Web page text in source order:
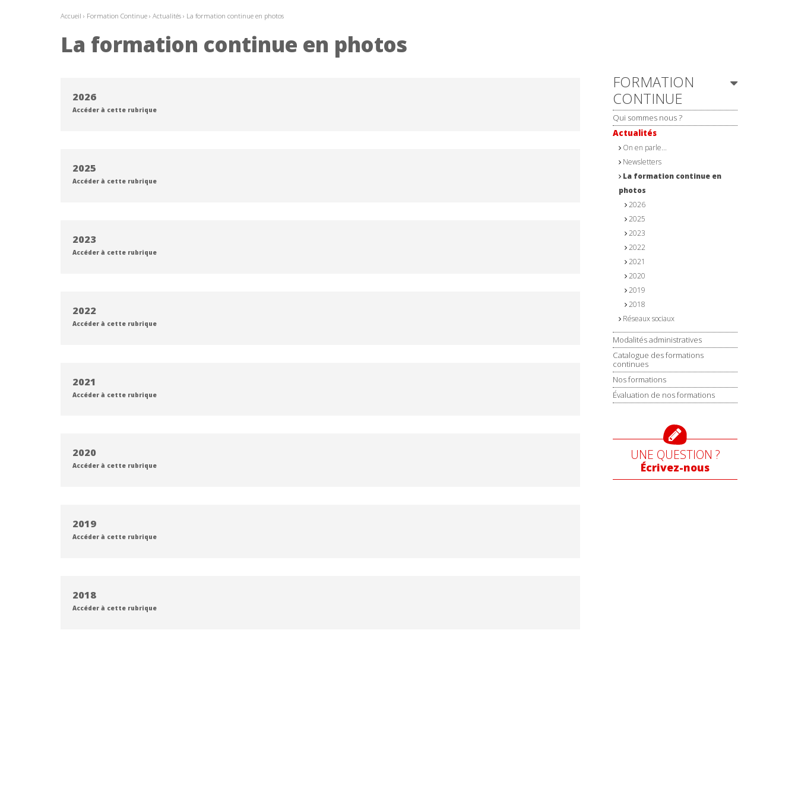
Accueil › Formation Continue › Actualités › La formation continue en photos
Navigation
FORMATION
CONTINUE
Qui sommes nous ?
Actualités
On en parle...
Newsletters
La formation continue en
photos
2026
2025
2023
2022
2021
2020
2019
2018
Réseaux sociaux
Modalités administratives
Catalogue des formations
continues
Nos formations
Évaluation de nos formations
UNE QUESTION ?
Écrivez-nous
La formation continue en photos
2026
Accéder à cette rubrique
2025
Accéder à cette rubrique
2023
Accéder à cette rubrique
2022
Accéder à cette rubrique
2021
Accéder à cette rubrique
2020
Accéder à cette rubrique
2019
Accéder à cette rubrique
2018
Accéder à cette rubrique